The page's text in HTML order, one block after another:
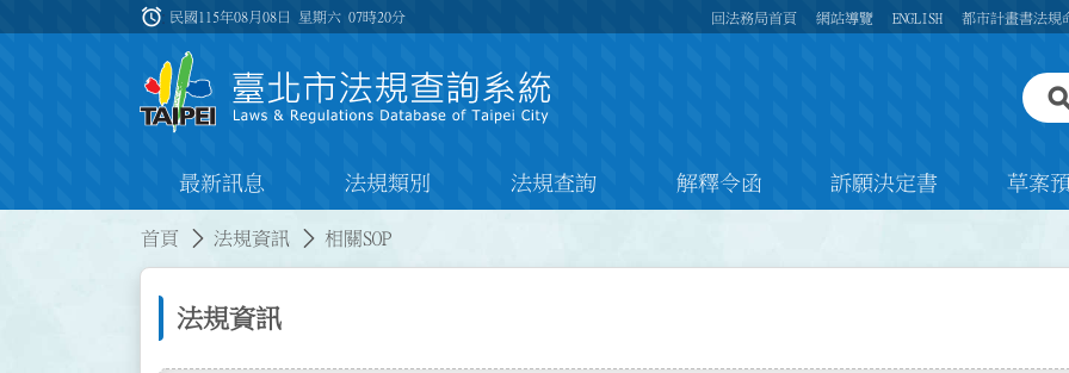
:::
alarm 民國115年08月08日 星期六07時20分 回法務局首頁 網站導覽 ENGLISH 都市計畫書法規
最新訊息 法規類別 法規查詢 解釋令函 訴願決定書 草案
首頁 法規資訊 相關SOP
法規資訊